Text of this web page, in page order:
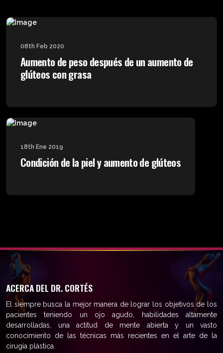
08th Feb 2020
Aumento de peso después de un aumento de
glúteos con grasa
18th Ene 2019
Condición de la piel y aumento de glúteos
ACERCA DEL DR. CORTÉS
El siempre busca la mejor manera de lograr los objetivos de los
pacientes teniendo un ojo agudo, habilidades altamente
desarrolladas, una actitud de mente abierta y un vasto
conocimiento de las técnicas más recientes en el arte de la
cirugía plástica.